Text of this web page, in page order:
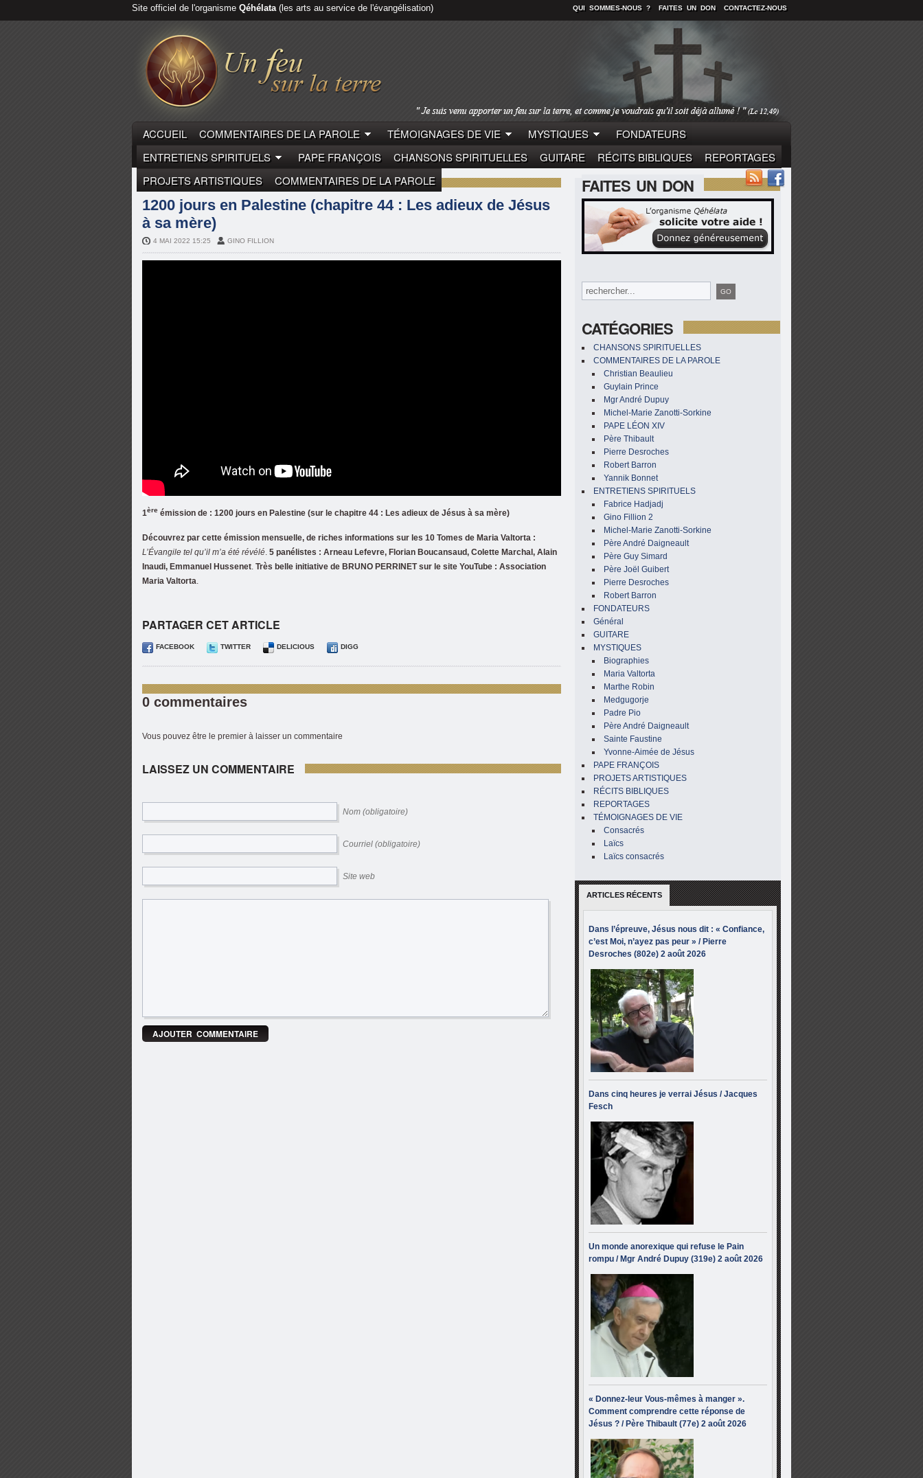
Site officiel de l'organisme Qéhélata(les arts au service de l'évangélisation) QUI SOMMES-NOUS ? FAITES UN DON CONTACTEZ-NOUS
ACCUEIL COMMENTAIRES DE LA PAROLE TÉMOIGNAGES DE VIE MYSTIQUES
FONDATEURS
ENTRETIENS SPIRITUELS
PAPE FRANÇOIS CHANSONS SPIRITUELLES GUITARE RÉCITS BIBLIQUES
REPORTAGES
PROJETS ARTISTIQUES
COMMENTAIRES DE LA PAROLE FAITES UN DON
CATÉGORIES
CHANSONS SPIRITUELLES
COMMENTAIRES DE LA PAROLE
Christian Beaulieu
Guylain Prince
Mgr André Dupuy
Michel-Marie Zanotti-Sorkine
PAPE LÉON XIV
Père Thibault
Pierre Desroches
Robert Barron
Yannik Bonnet
ENTRETIENS SPIRITUELS
Fabrice Hadjadj
Gino Fillion 2
Michel-Marie Zanotti-Sorkine
Père André Daigneault
Père Guy Simard
Père Joël Guibert
Pierre Desroches
Robert Barron
FONDATEURS
Général
GUITARE
MYSTIQUES
Biographies
Maria Valtorta
Marthe Robin
Medgugorje
Padre Pio
Père André Daigneault
Sainte Faustine
Yvonne-Aimée de Jésus
PAPE FRANÇOIS
PROJETS ARTISTIQUES
RÉCITS BIBLIQUES
REPORTAGES
TÉMOIGNAGES DE VIE
Consacrés
Laïcs
Laïcs consacrés
ARTICLES RÉCENTS
Dans l’épreuve, Jésus nous dit : « Confiance,
c’est Moi, n’ayez pas peur » / Pierre
Desroches (802e) 2 août 2026
Dans cinq heures je verrai Jésus / Jacques
Fesch
Un monde anorexique qui refuse le Pain
rompu / Mgr André Dupuy (319e) 2 août 2026
« Donnez-leur Vous-mêmes à manger ».
Comment comprendre cette réponse de
Jésus ? / Père Thibault (77e) 2 août 2026
MARIA VALTORTA MYSTIQUES
1200 jours en Palestine (chapitre 44 : Les adieux de Jésus
à sa mère)
4 MAI 2022 15:25 GINO FILLION
1ère émission de : 1200 jours en Palestine (sur le chapitre 44 : Les adieux de Jésus à sa mère)
Découvrez par cette émission mensuelle, de riches informations sur les 10 Tomes de Maria Valtorta :
L’Évangile tel qu’il m’a été révélé. 5 panélistes : Arneau Lefevre, Florian Boucansaud, Colette Marchal, Alain
Inaudi, Emmanuel Hussenet. Très belle initiative de BRUNO PERRINET sur le site YouTube : Association
Maria Valtorta.
PARTAGER CET ARTICLE
FACEBOOK TWITTER DELICIOUS DIGG
0 commentaires
Vous pouvez être le premier à laisser un commentaire
LAISSEZ UN COMMENTAIRE
Nom (obligatoire)
Courriel (obligatoire)
Site web